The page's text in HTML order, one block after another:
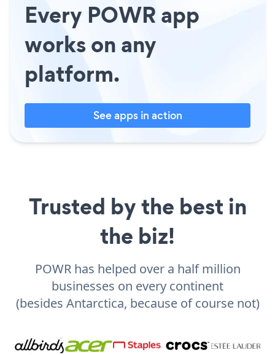
Every POWR app
works on any
platform.
See apps in action
Trusted by the best in
the biz!
POWR has helped over a half million
businesses on every continent
(besides Antarctica, because of course not)